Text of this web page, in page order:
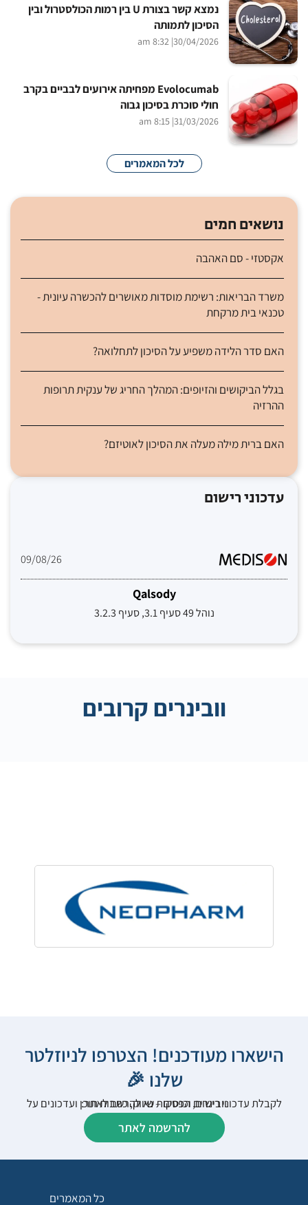
נמצא קשר בצורת U בין רמות הכולסטרול ובין
הסיכון לתמותה
30/04/2026
| 8:32 am
Evolocumab מפחיתה אירועים לבביים בקרב
חולי סוכרת בסיכון גבוה
31/03/2026
| 8:15 am
לכל המאמרים
נושאים חמים
אקסטזי - סם האהבה
משרד הבריאות: רשימת מוסדות מאושרים להכשרה עיונית -
טכנאי בית מרקחת
האם סדר הלידה משפיע על הסיכון לתחלואה?
בגלל הביקושים והזיופים: המהלך החריג של ענקית תרופות
ההרזיה
האם ברית מילה מעלה את הסיכון לאוטיזם?
עדכוני רישום
09/08/26
Qalsody
נוהל 49 סעיף 3.1, סעיף 3.2.3
וובינרים קרובים
הישארו מעודכנים! הצטרפו לניוזלטר
שלנו 🎉
לקבלת עדכוני רישום, הפסקות שיווק, כתבות תוכן ועדכונים על וובינרים וכנסים – נא להרשם לאתר:
להרשמה לאתר
כל המאמרים